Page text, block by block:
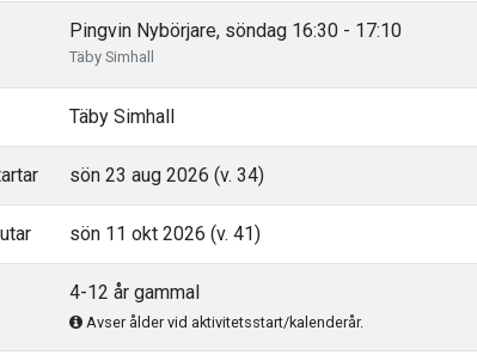
Pingvin Nybörjare, söndag 16:30 - 17:10
Täby Simhall
Täby Simhall
sön 23 aug 2026 (v. 34)
sön 11 okt 2026 (v. 41)
4-12 år gammal
Avser ålder vid aktivitetsstart/kalenderår.